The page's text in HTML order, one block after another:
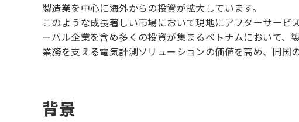
製造業を中心に海外からの投資が拡大しています。
このような成長著しい市場において現地にアフターサービ
ーバル企業を含め多くの投資が集まるベトナムにおいて、
業務を支える電気計測ソリューションの価値を高め、同国
背景